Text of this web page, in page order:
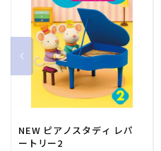
NEW ピアノスタディ レパ
ートリー2